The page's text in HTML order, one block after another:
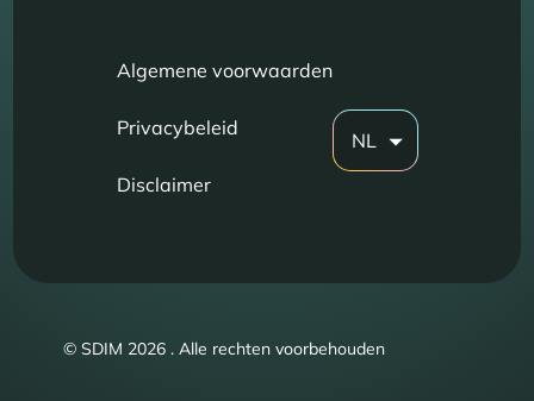
Algemene voorwaarden
Privacybeleid
Disclaimer
NL
© SDIM 2026 . Alle rechten voorbehouden